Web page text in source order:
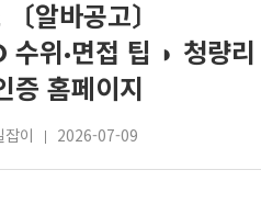
알바공고〕
위·면접 팁 ◗ 청량리
증 홈페이지
잡이 2026-07-09